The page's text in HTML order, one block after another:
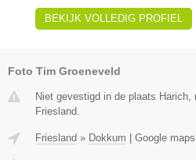
BEKIJK VOLLEDIG PROFIEL
Foto Tim Groeneveld
Niet gevestigd in de plaats Harich,
Friesland.
Friesland » Dokkum Google maps